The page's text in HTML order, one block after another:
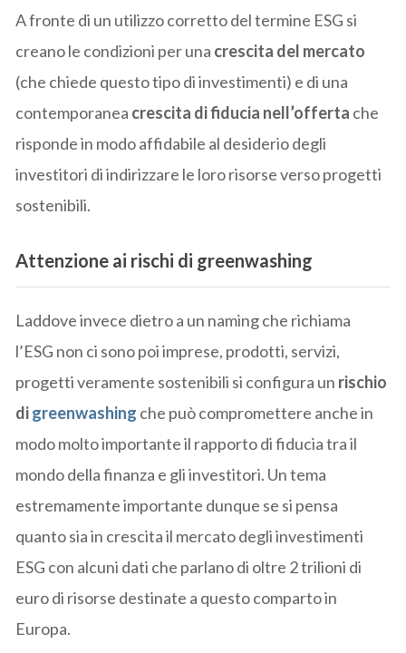
A fronte di un utilizzo corretto del termine ESG si
creano le condizioni per una crescita del mercato
(che chiede questo tipo di investimenti) e di una
contemporanea crescita di fiducia nell’offerta che
risponde in modo affidabile al desiderio degli
investitori di indirizzare le loro risorse verso progetti
sostenibili.
Attenzione ai rischi di greenwashing
Laddove invece dietro a un naming che richiama
l’ESG non ci sono poi imprese, prodotti, servizi,
progetti veramente sostenibili si configura un rischio
digreenwashing che può compromettere anche in
modo molto importante il rapporto di fiducia tra il
mondo della finanza e gli investitori. Un tema
estremamente importante dunque se si pensa
quanto sia in crescita il mercato degli investimenti
ESG con alcuni dati che parlano di oltre 2 trilioni di
euro di risorse destinate a questo comparto in
Europa.